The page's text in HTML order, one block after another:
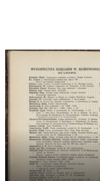
Odtwarzacz
plików
dźwiękowych